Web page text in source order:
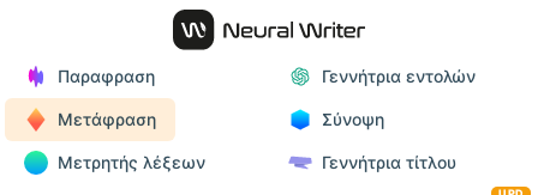
Παραφραση Γεννήτρια εντολών
Μετάφραση Σύνοψη
Μετρητής λέξεων Γεννήτρια τίτλου